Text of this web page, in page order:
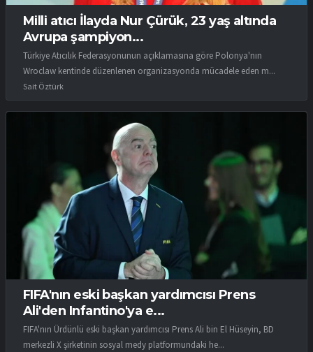
Milli atıcı İlayda Nur Çürük, 23 yaş altında
Avrupa şampiyon...
Türkiye Atıcılık Federasyonunun açıklamasına göre Polonya'nın
Wroclaw kentinde düzenlenen organizasyonda mücadele eden m...
Sait Öztürk
FIFA'nın eski başkan yardımcısı Prens
Ali'den Infantino'ya e...
FIFA'nın Ürdünlü eski başkan yardımcısı Prens Ali bin El Hüseyin, BD
merkezli X şirketinin sosyal medy platformundaki he...